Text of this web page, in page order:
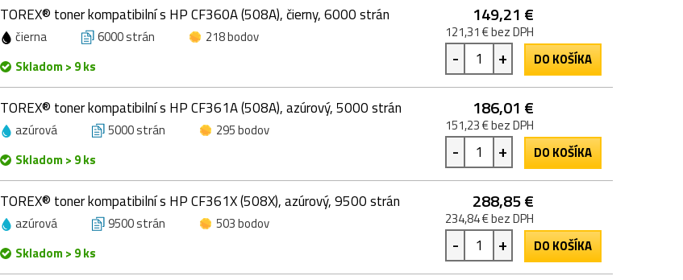
TOREX® toner kompatibilní s HP CF360A (508A), čierny, 6000 strán
čierna 6000 strán
218 bodov
Skladom > 9 ks
149,21 €
121,31 € bez DPH
- + DO KOŠÍKA
TOREX® toner kompatibilní s HP CF361A (508A), azúrový, 5000 strán
azúrová 5000 strán
295 bodov
Skladom > 9 ks
186,01 €
151,23 € bez DPH
- + DO KOŠÍKA
TOREX® toner kompatibilní s HP CF361X (508X), azúrový, 9500 strán
azúrová 9500 strán
503 bodov
Skladom > 9 ks
288,85 €
234,84 € bez DPH
- + DO KOŠÍKA